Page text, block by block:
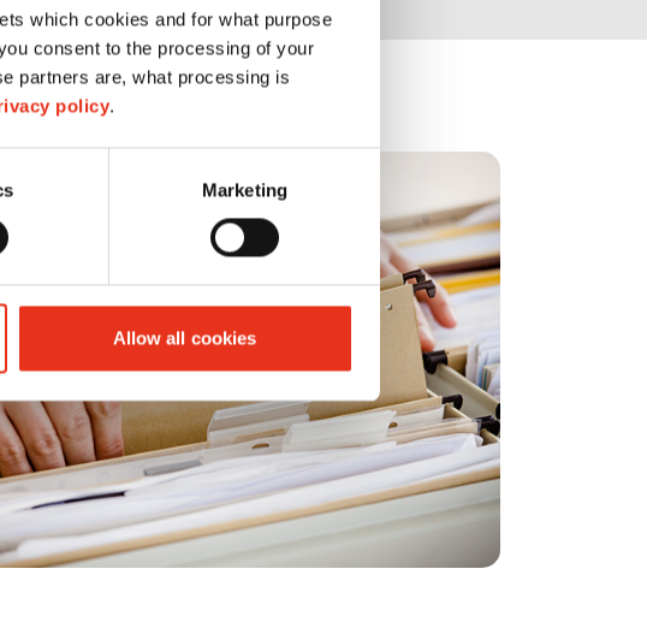
which cookies and for what purpose
consent to the processing of your
partners are, what processing is
policy.
Marketing
Allow all cookies